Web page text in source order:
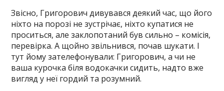
Звісно, Григорович дивувався деякий час, що його
ніхто на порозі не зустрічає, ніхто купатися не
проситься, але заклопотаний був сильно – комісія,
перевірка. А щойно звільнився, почав шукати. І
тут йому зателефонували: Григорович, а чи не
ваша курочка біля водокачки сидить, надто вже
вигляд у неї гордий та розумний.